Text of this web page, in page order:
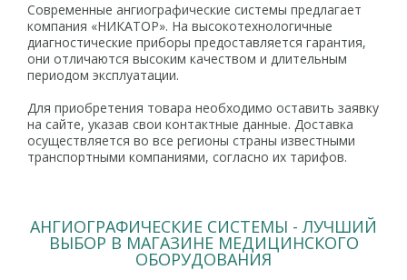
Современные ангиографические системы предлагает
компания «НИКАТОР». На высокотехнологичные
диагностические приборы предоставляется гарантия,
они отличаются высоким качеством и длительным
периодом эксплуатации.
Для приобретения товара необходимо оставить заявку
на сайте, указав свои контактные данные. Доставка
осуществляется во все регионы страны известными
транспортными компаниями, согласно их тарифов.
АНГИОГРАФИЧЕСКИЕ СИСТЕМЫ - ЛУЧШИЙ
ВЫБОР В МАГАЗИНЕ МЕДИЦИНСКОГО
ОБОРУДОВАНИЯ